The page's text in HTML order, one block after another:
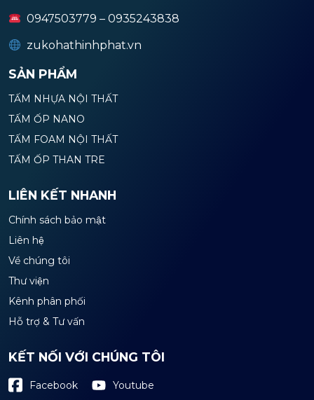
0947503779 – 0935243838
zukohathinhphat.vn
SẢN PHẨM
TẤM NHỰA NỘI THẤT
TẤM ỐP NANO
TẤM FOAM NỘI THẤT
TẤM ỐP THAN TRE
LIÊN KẾT NHANH
Chính sách bảo mật
Liên hệ
Về chúng tôi
Thư viện
Kênh phân phối
Hỗ trợ & Tư vấn
KẾT NỐI VỚI CHÚNG TÔI
Facebook Youtube